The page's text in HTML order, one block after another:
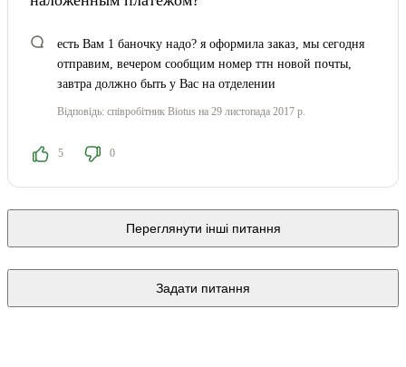
есть Вам 1 баночку надо? я оформила заказ, мы сегодня
отправим, вечером сообщим номер ттн новой почты,
завтра должно быть у Вас на отделении
Відповідь: співробітник Biotus на 29 листопада 2017 р.
5 0
Переглянути інші питання
Задати питання